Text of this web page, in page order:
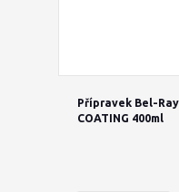
Přípravek Bel-Ray
COATING 400ml